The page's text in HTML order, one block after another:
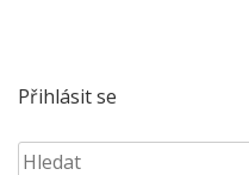
Přihlásit se
Hledat